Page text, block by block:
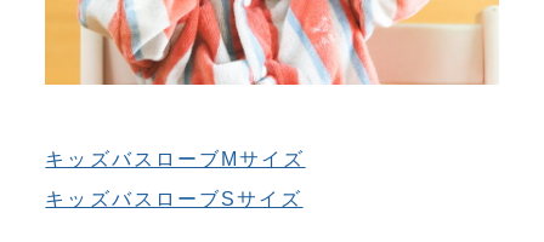
キッズバスローブMサイズ
キッズバスローブSサイズ